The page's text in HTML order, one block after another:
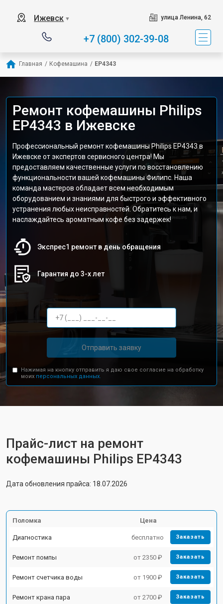
Ижевск ▼ улица Ленина, 62
+7 (800) 302-39-08
Главная / Кофемашина / EP4343
Ремонт кофемашины Philips
EP4343 в Ижевске
Профессиональный ремонт кофемашины Philips EP4343 в
Ижевске от экспертов сервисного центра! Мы
предоставляем качественные услуги по восстановлению
функциональности вашей кофемашины Филипс. Наша
команда мастеров обладает всем необходимым
оборудованием и знаниями для быстрого и эффективного
устранения любых неисправностей. Обратитесь к нам, и
наслаждайтесь ароматным кофе без задержек!
Экспрес1 ремонт в день обращения
Гарантия до 3-х лет
Отправить заявку
Нажимая на кнопку отправить я даю свое согласие на обработку
моих персональных данных.
Прайс-лист на ремонт
кофемашины Philips EP4343
Дата обновления прайса: 18.07.2026
Поломка Цена
Диагностика бесплатно Заказать
Ремонт помпы от 2350 ₽ Заказать
Ремонт счетчика воды от 1900 ₽ Заказать
Ремонт крана пара от 2700 ₽ Заказать